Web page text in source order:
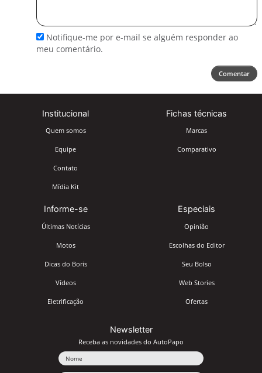
Notifique-me por e-mail se alguém responder ao
meu comentário.
Comentar
Institucional
Quem somos
Equipe
Contato
Mídia Kit
Fichas técnicas
Marcas
Comparativo
Informe-se
Últimas Notícias
Motos
Dicas do Boris
Vídeos
Eletrificação
Especiais
Opinião
Escolhas do Editor
Seu Bolso
Web Stories
Ofertas
Newsletter
Receba as novidades do AutoPapo